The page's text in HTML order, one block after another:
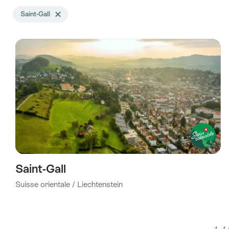
La
a
été
filtrée
selon
les
tags
suivants
Saint-GallEffacer le tag Saint-Gall
Saint-Gall
Suisse orientale / Liechtenstein